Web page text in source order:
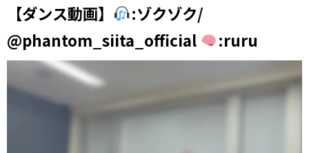
【ダンス動画】
:ゾクゾク/
@phantom_siita_official
:ruru